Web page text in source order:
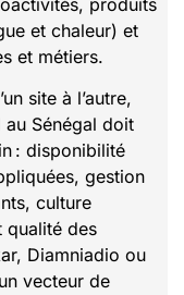
et chaleur) et
et métiers.
site à l’autre,
au Sénégal doit
: disponibilité
gestion
culture
qualité des
Diamniadio ou
vecteur de